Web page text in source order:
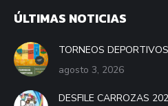
ÚLTIMAS NOTICIAS
TORNEOS
agosto 3, 2026
DESFILE CARROZAS